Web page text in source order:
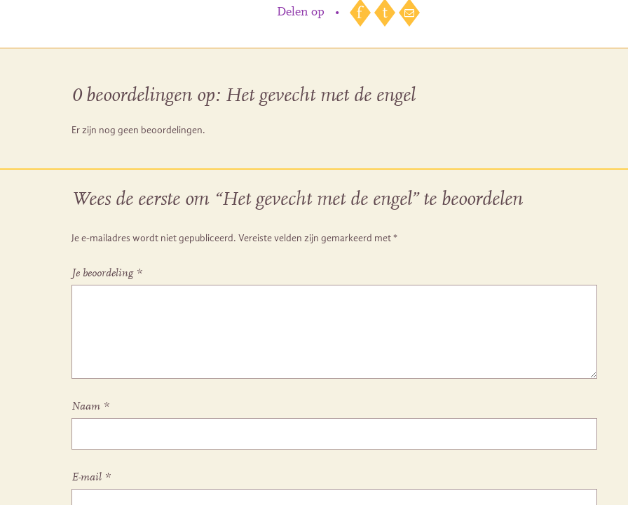
Delen op •
0 beoordelingen op: Het gevecht met de engel
Er zijn nog geen beoordelingen.
Wees de eerste om “Het gevecht met de engel” te beoordelen
Je e-mailadres wordt niet gepubliceerd. Vereiste velden zijn gemarkeerd met*
Je beoordeling *
Naam *
E-mail *